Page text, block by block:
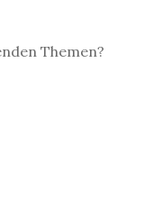
Themen?